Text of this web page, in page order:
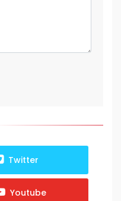
Twitter
Youtube